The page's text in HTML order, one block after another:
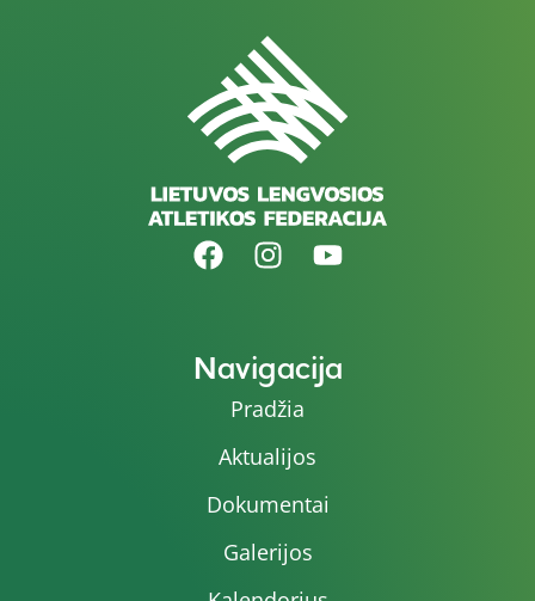
Navigacija
Pradžia
Aktualijos
Dokumentai
Galerijos